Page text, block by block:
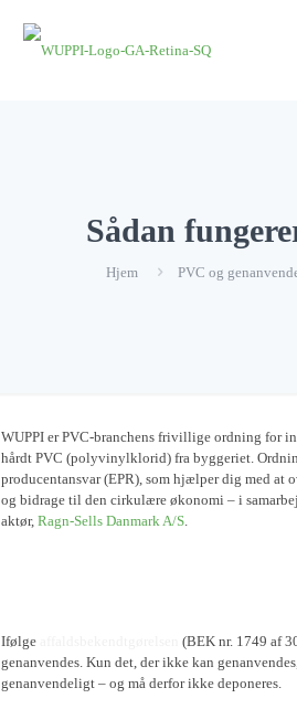
Sådan
Hjem PVC og
WUPPI er PVC-branchens frivillige ordning for
hårdt PVC (polyvinylklorid) fra byggeriet.
producentansvar (EPR), som hjælper dig med at
og bidrage til den cirkulære økonomi – i
aktør, Ragn-Sells Danmark A/S.
Ifølge
(BEK nr. 1749 af
genanvendes. Kun det, der ikke kan
genanvendeligt – og må derfor ikke deponeres.